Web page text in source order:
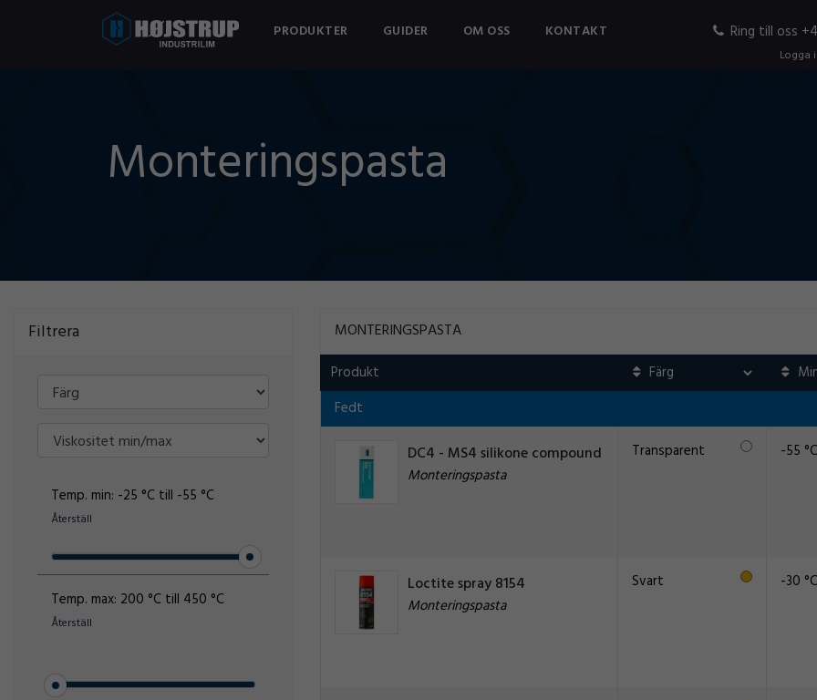
PRODUKTER GUIDER OM OSS KONTAKT Ring till oss
Logga
Monteringspasta
Filtrera
Temp. min: -25 °C till -55 °C
Återställ
Temp. max: 200 °C till 450 °C
Återställ
MONTERINGSPASTA
Produkt
Fedt
DC4 - MS4 silikone compound
Monteringspasta
Transparent -55 °C
Loctite spray 8154
Monteringspasta
Svart -30 °C